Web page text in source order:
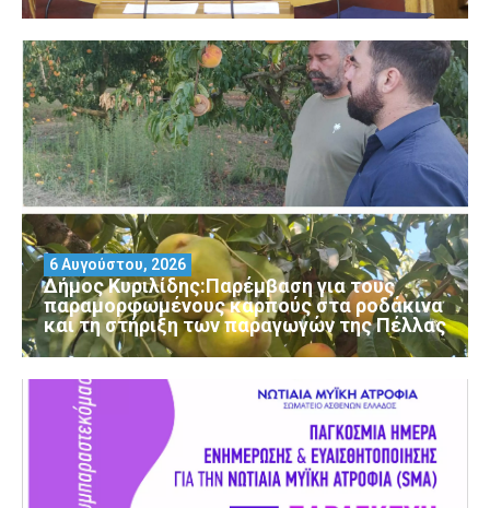
Δήμος Κυριλίδης:Παρέμβαση για τους
παραμορφωμένους καρπούς στα ροδάκινα
και τη στήριξη των παραγωγών της Πέλλας
6 Αυγούστου, 2026